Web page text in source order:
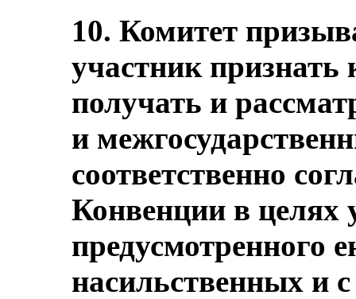
10. Комитет
участник
получать и
и
соответственно
Конвенции в целях
предусмотренного
насильственных и